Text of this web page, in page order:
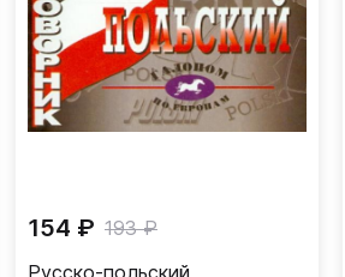
154 ₽ 193 ₽
Русско-польский